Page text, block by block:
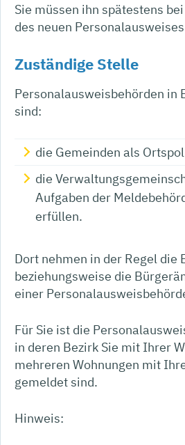
Sie müssen ihn spätestens
des neuen
Zuständige Stelle
Personalausweisbehörden in
sind:
die Gemeinden als
die
Aufgaben der
erfüllen.
Dort nehmen in der Regel die
beziehungsweise die
einer
Für Sie ist die
in deren Bezirk Sie mit Ihrer
mehreren Wohnungen mit
gemeldet sind.
Hinweis: